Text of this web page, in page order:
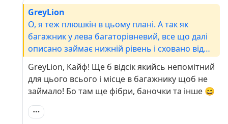
GreyLion
О, я теж плюшкін в цьому плані. А так як
багажник у лева багаторівневий, все що далі
описано займає нижній рівень і сховано від
очей людських, але завжди з собою.
Отже:Набори інструменту з
фото.Динамомеиричний ключ 28-210Головка
на 36, адаптер, два воротка
подовжувача.Паяльник і припойТермоусадки
різних діаметрів Ізострічка
GreyLion, Кайф! Ще б відсік якийсь непомітний
для цього всього і місце в багажнику щоб не
займало! Бо там ще фібри, баночки та інше 😄